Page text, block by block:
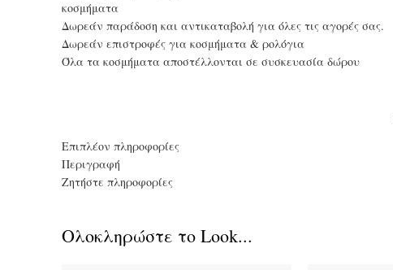
κοσμήματα
Δωρεάν παράδοση και αντικαταβολή για όλες τις αγορές σας.
Δωρεάν επιστροφές για κοσμήματα & ρολόγια
Όλα τα κοσμήματα αποστέλλονται σε συσκευασία δώρου
Επιπλέον πληροφορίες
Περιγραφή
Ζητήστε πληροφορίες
Ολοκληρώστε το Look...